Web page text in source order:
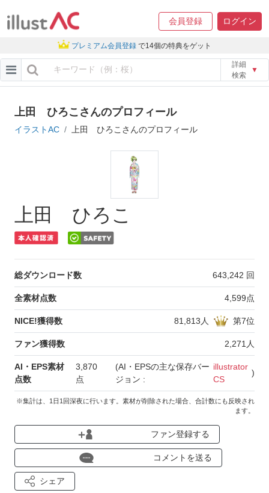
会員登録 ログイン
プレミアム会員登録 で14個の特典をゲット
詳細
検索
▼
上田 ひろこさんのプロフィール
イラストAC 上田 ひろこさんのプロフィール
上田 ひろこ
総ダウンロード数 643,242 回
全素材点数 4,599点
NICE!獲得数 81,813 人 第7位
ファン獲得数 2,271 人
AI・EPS素材
点数
3,870
点
(AI・EPSの主な保存バー
ジョン :
illustrator
CS
)
※集計は、1日1回深夜に行います。素材が削除された場合、合計数にも反映され
ます。
ファン登録する
コメントを送る
シェア